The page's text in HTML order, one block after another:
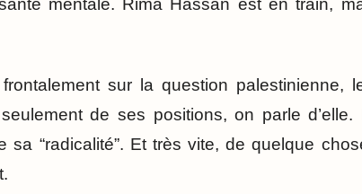
mentale. Rima Hassan est en train,
frontalement sur la question palestinienne,
de ses positions, on parle
sa “radicalité”. Et très vite, de quelque